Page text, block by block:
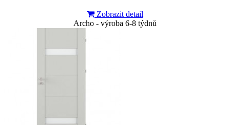
Zobrazit detail
Archo - výroba 6-8 týdnů